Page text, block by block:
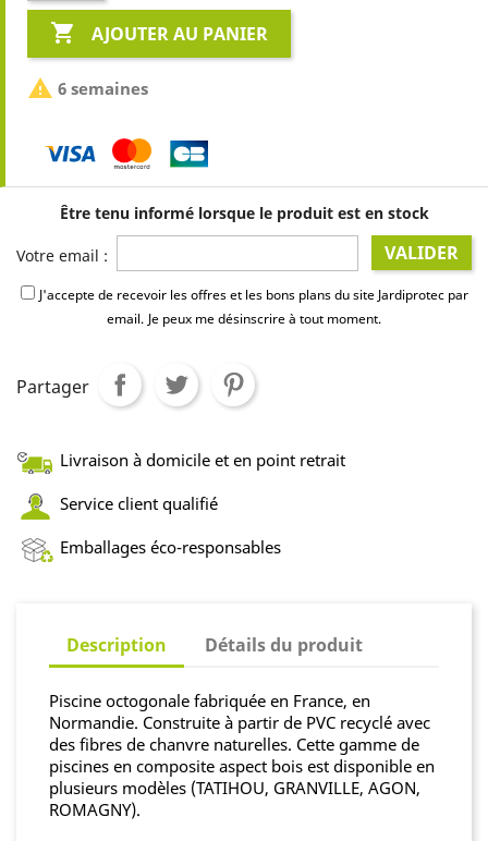
 AJOUTER AU PANIER
 6 semaines
Être tenu informé lorsque le produit est en stock
Votre email : VALIDER
J'accepte de recevoir les offres et les bons plans du site Jardiprotec par
email. Je peux me désinscrire à tout moment.
Partager
Livraison à domicile et en point retrait
Service client qualifié
Emballages éco-responsables
Description Détails du produit
Piscine octogonale fabriquée en France, en
Normandie. Construite à partir de PVC recyclé avec
des fibres de chanvre naturelles. Cette gamme de
piscines en composite aspect bois est disponible en
plusieurs modèles (TATIHOU, GRANVILLE, AGON,
ROMAGNY).